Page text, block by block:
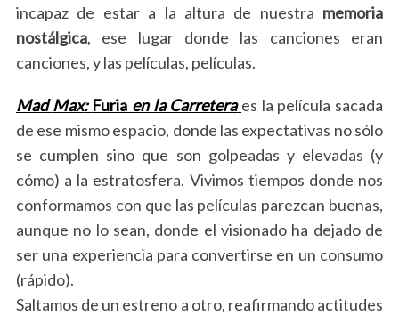
incapaz de estar a la altura de nuestra memoria
nostálgica, ese lugar donde las canciones eran
canciones, y las películas, películas.
Mad Max: Furia en la Carretera es la película sacada
de ese mismo espacio, donde las expectativas no sólo
se cumplen sino que son golpeadas y elevadas (y
cómo) a la estratosfera. Vivimos tiempos donde nos
conformamos con que las películas parezcan buenas,
aunque no lo sean, donde el visionado ha dejado de
ser una experiencia para convertirse en un consumo
(rápido).
Saltamos de un estreno a otro, reafirmando actitudes